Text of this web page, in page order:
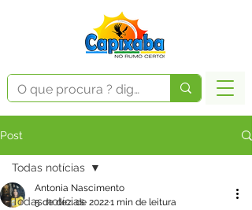
Post
Todas notícias
Todas notícias
Antonia Nascimento
5 de dez. de 20221 min de leitura